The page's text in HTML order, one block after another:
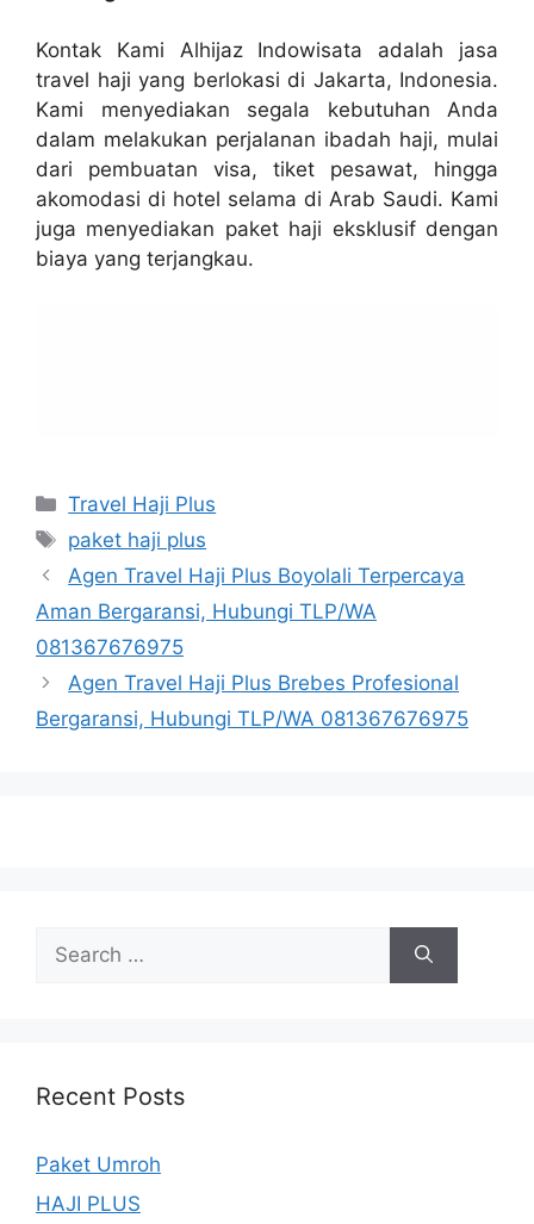
Kontak Kami Alhijaz Indowisata adalah jasa
travel haji yang berlokasi di Jakarta, Indonesia.
Kami menyediakan segala kebutuhan Anda
dalam melakukan perjalanan ibadah haji, mulai
dari pembuatan visa, tiket pesawat, hingga
akomodasi di hotel selama di Arab Saudi. Kami
juga menyediakan paket haji eksklusif dengan
biaya yang terjangkau.
Categories
Travel Haji Plus
Tags
paket haji plus
Agen Travel Haji Plus Boyolali Terpercaya
Aman Bergaransi, Hubungi TLP/WA
081367676975
Agen Travel Haji Plus Brebes Profesional
Bergaransi, Hubungi TLP/WA 081367676975
for:
Recent Posts
Paket Umroh
HAJI PLUS